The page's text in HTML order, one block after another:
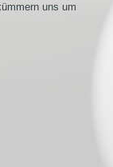
uns um